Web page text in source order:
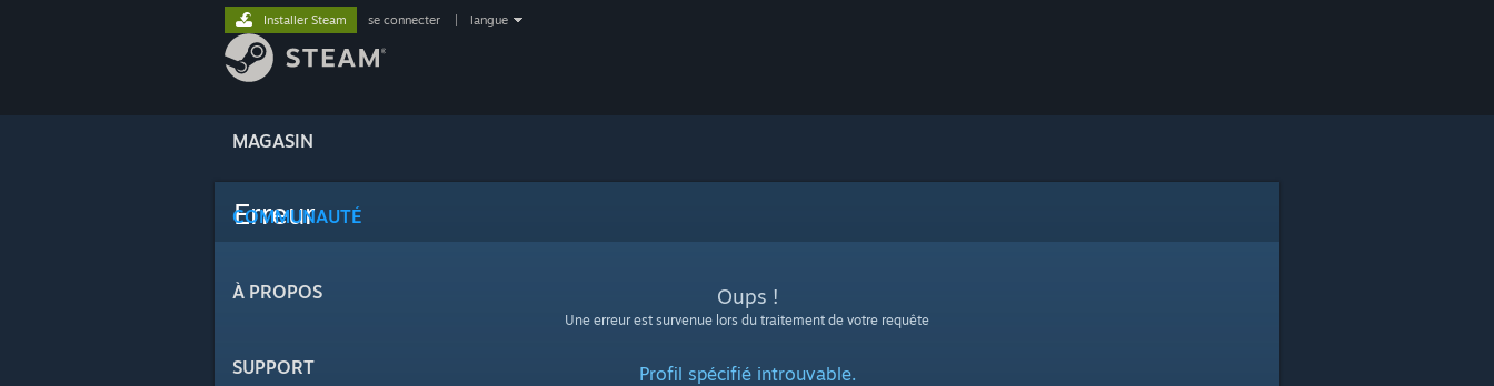
MAGASIN
COMMUNAUTÉ
À PROPOS
SUPPORT
Installer Steam se connecter langue
Erreur
Oups !
Une erreur est survenue lors du traitement de votre requête
Profil spécifié introuvable.